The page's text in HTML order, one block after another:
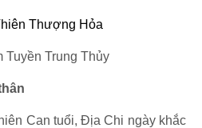
Thượng Hỏa
Tuyền Trung Thủy
Can tuổi, Địa Chi ngày khắc